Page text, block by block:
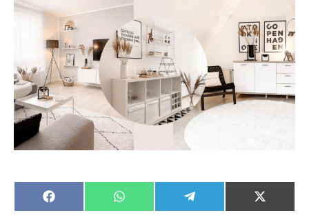
DIY
Bilik Air
Bilik Tidur
Dapur
Ruang Makan
Make Over
Bilik Air
Bilik Tidur
Ruang Makan
Ruang Tamu
Share
on
Share
on
Share
on
Share
on